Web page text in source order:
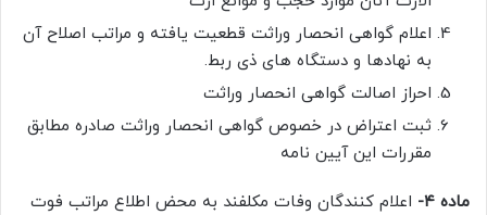
اعلام گواهی انحصار وراثت قطعیت یافته و مراتب اصلاح آن
به نهادها و دستگاه های ذی ربط.
احراز اصالت گواهی انحصار وراثت
ثبت اعتراض در خصوص گواهی انحصار وراثت صادره مطابق
مقررات این آیین نامه
ماده ۴-
اعلام کنندگان وفات مکلفند به محض اطلاع مراتب فوت